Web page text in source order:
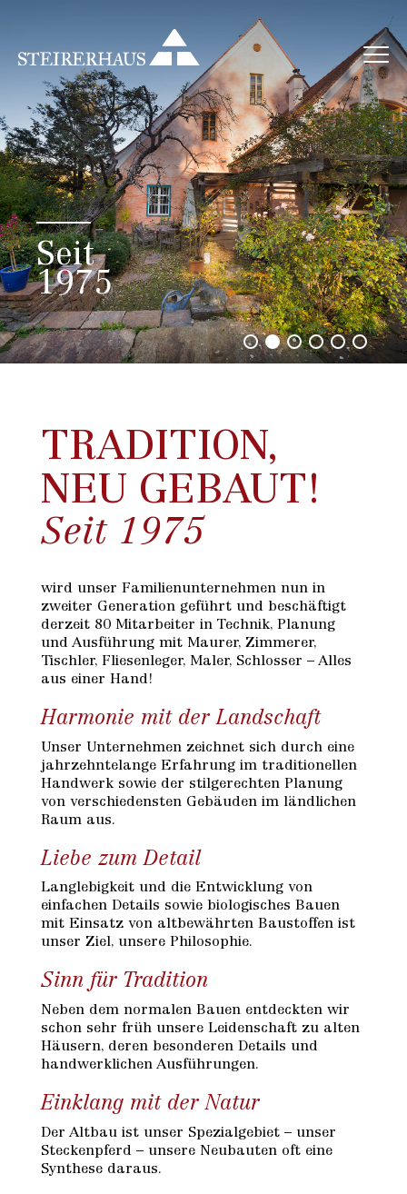
Seit
1975
TRADITION,
NEU GEBAUT!
Seit 1975
wird unser Familienunternehmen nun in
zweiter Generation geführt und beschäftigt
derzeit 80 Mitarbeiter in Technik, Planung
und Ausführung mit Maurer, Zimmerer,
Tischler, Fliesenleger, Maler, Schlosser – Alles
aus einer Hand!
Harmonie mit der Landschaft
Unser Unternehmen zeichnet sich durch eine
jahrzehntelange Erfahrung im traditionellen
Handwerk sowie der stilgerechten Planung
von verschiedensten Gebäuden im ländlichen
Raum aus.
Liebe zum Detail
Langlebigkeit und die Entwicklung von
einfachen Details sowie biologisches Bauen
mit Einsatz von altbewährten Baustoffen ist
unser Ziel, unsere Philosophie.
Sinn für Tradition
Neben dem normalen Bauen entdeckten wir
schon sehr früh unsere Leidenschaft zu alten
Häusern, deren besonderen Details und
handwerklichen Ausführungen.
Einklang mit der Natur
Der Altbau ist unser Spezialgebiet – unser
Steckenpferd – unsere Neubauten oft eine
Synthese daraus.